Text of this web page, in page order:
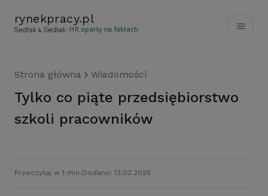
rynekpracy.pl
- HR oparty na faktach
Strona główna Wiadomości
Tylko co piąte przedsiębiorstwo
szkoli pracowników
Przeczytaj w 1 min. Dodano: 13.03.2025